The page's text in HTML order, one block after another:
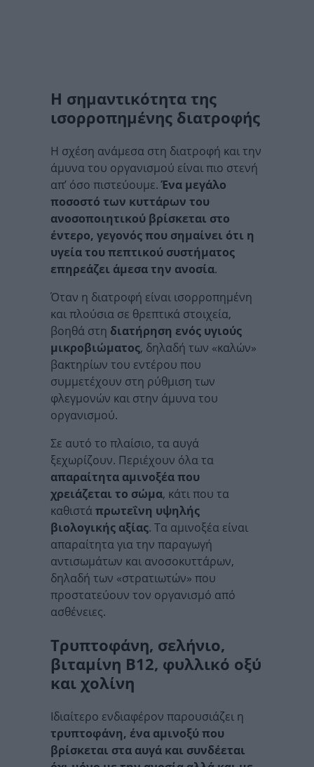
Η σημαντικότητα της
ισορροπημένης διατροφής
Η σχέση ανάμεσα στη διατροφή και την
άμυνα του οργανισμού είναι πιο στενή
απ’ όσο πιστεύουμε.Ένα μεγάλο
ποσοστό των κυττάρων του
ανοσοποιητικού βρίσκεται στο
έντερο, γεγονός που σημαίνει ότι η
υγεία του πεπτικού συστήματος
επηρεάζει άμεσα την ανοσία.
Όταν η διατροφή είναι ισορροπημένη
και πλούσια σε θρεπτικά στοιχεία,
βοηθά στη διατήρηση ενός υγιούς
μικροβιώματος, δηλαδή των «καλών»
βακτηρίων του εντέρου που
συμμετέχουν στη ρύθμιση των
φλεγμονών και στην άμυνα του
οργανισμού.
Σε αυτό το πλαίσιο, τα αυγά
ξεχωρίζουν. Περιέχουν όλα τα
απαραίτητα αμινοξέα που
χρειάζεται το σώμα, κάτι που τα
καθιστάπρωτεΐνη υψηλής
βιολογικής αξίας. Τα αμινοξέα είναι
απαραίτητα για την παραγωγή
αντισωμάτων και ανοσοκυττάρων,
δηλαδή των «στρατιωτών» που
προστατεύουν τον οργανισμό από
ασθένειες.
Τρυπτοφάνη, σελήνιο,
βιταμίνη Β12, φυλλικό οξύ
και χολίνη
Ιδιαίτερο ενδιαφέρον παρουσιάζει η
τρυπτοφάνη, ένα αμινοξύ που
βρίσκεται στα αυγά και συνδέεται